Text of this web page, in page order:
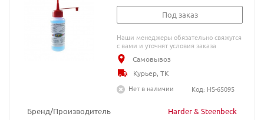
Бренд/Производитель
Harder & Steenbeck
Под заказ
Наши менеджеры обязательно свяжутся
с вами и уточнят условия заказа
Самовывоз
Курьер, ТК
Нет в наличии
Код: HS-65095